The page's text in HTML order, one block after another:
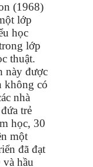
(1968)
lớp
học
lớp
thuật.
này được
không có
nhà
trẻ
học, 30
một
đã đạt
hầu